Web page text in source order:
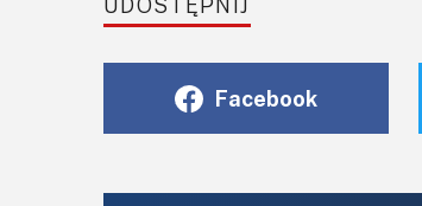
UDOSTĘPNIJ
Facebook